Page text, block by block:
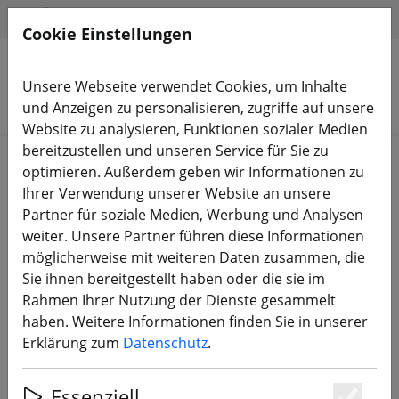
Produkte suchen
ZURÜCK ZUM BLOG
Tattu LiPo Aktion 2025
24.02.25
Cookie Einstellungen
Unsere Webseite verwendet Cookies, um Inhalte
und Anzeigen zu personalisieren, zugriffe auf unsere
Website zu analysieren, Funktionen sozialer Medien
bereitzustellen und unseren Service für Sie zu
optimieren. Außerdem geben wir Informationen zu
Ihrer Verwendung unserer Website an unsere
Partner für soziale Medien, Werbung und Analysen
weiter. Unsere Partner führen diese Informationen
möglicherweise mit weiteren Daten zusammen, die
Sie ihnen bereitgestellt haben oder die sie im
Rahmen Ihrer Nutzung der Dienste gesammelt
haben. Weitere Informationen finden Sie in unserer
Erklärung zum Datenschutz.